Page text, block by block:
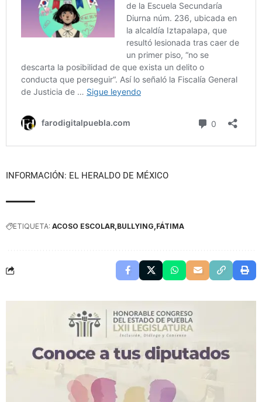
INFORMACIÓN: EL HERALDO DE MÉXICO
ETIQUETA: ACOSO ESCOLAR BULLYING FÁTIMA